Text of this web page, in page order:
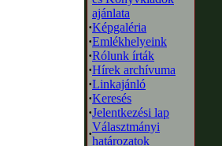
ajánlata
·Képgaléria
·Emlékhelyeink
·Rólunk írták
·Hírek archívuma
·Linkajánló
·Keresés
·Jelentkezési lap
·
Választmányi
határozatok